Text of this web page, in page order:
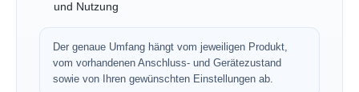
und Nutzung
Der genaue Umfang hängt vom jeweiligen Produkt,
vom vorhandenen Anschluss- und Gerätezustand
sowie von Ihren gewünschten Einstellungen ab.